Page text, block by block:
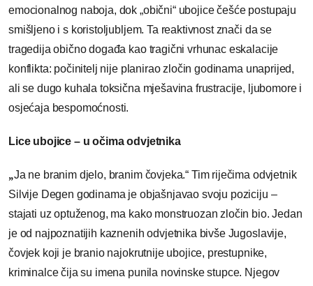
emocionalnog naboja, dok „obični“ ubojice češće postupaju
smišljeno i s koristoljubljem. Ta reaktivnost znači da se
tragedija obično događa kao tragični vrhunac eskalacije
konflikta: počinitelj nije planirao zločin godinama unaprijed,
ali se dugo kuhala toksična mješavina frustracije, ljubomore i
osjećaja bespomoćnosti.
Lice ubojice – u očima odvjetnika
„Ja ne branim djelo, branim čovjeka.“ Tim riječima odvjetnik
Silvije Degen godinama je objašnjavao svoju poziciju –
stajati uz optuženog, ma kako monstruozan zločin bio. Jedan
je od najpoznatijih kaznenih odvjetnika bivše Jugoslavije,
čovjek koji je branio najokrutnije ubojice, prestupnike,
kriminalce čija su imena punila novinske stupce. Njegov